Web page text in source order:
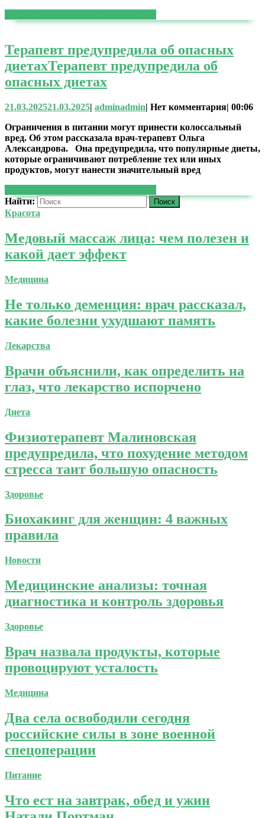
Терапевт предупредила об опасных
диетахТерапевт предупредила об
опасных диетах
21.03.202521.03.2025| adminadmin| Нет комментария| 00:06
Ограничения в питании могут принести колоссальный
вред. Об этом рассказала врач-терапевт Ольга
Александрова. Она предупредила, что популярные диеты,
которые ограничивают потребление тех или иных
продуктов, могут нанести значительный вред
Найти:
Красота
Медовый массаж лица: чем полезен и
какой дает эффект
Медицина
Не только деменция: врач рассказал,
какие болезни ухудшают память
Лекарства
Врачи объяснили, как определить на
глаз, что лекарство испорчено
Диета
Физиотерапевт Малиновская
предупредила, что похудение методом
стресса таит большую опасность
Здоровье
Биохакинг для женщин: 4 важных
правила
Новости
Медицинские анализы: точная
диагностика и контроль здоровья
Здоровье
Врач назвала продукты, которые
провоцируют усталость
Медицина
Два села освободили сегодня
российские силы в зоне военной
спецоперации
Питание
Что ест на завтрак, обед и ужин